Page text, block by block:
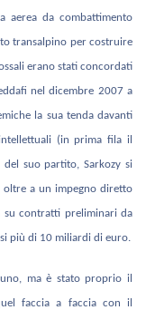
da combattimento
transalpino per costruire
erano stati concordati
nel dicembre 2007 a
la sua tenda davanti
(in prima fila il
suo partito, Sarkozy si
oltre a un impegno diretto
contratti preliminari da
più di 10 miliardi di euro.
ma è stato proprio il
faccia a faccia con il